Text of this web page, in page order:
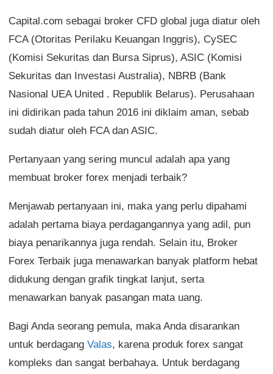
Capital.com sebagai broker CFD global juga diatur oleh
FCA (Otoritas Perilaku Keuangan Inggris), CySEC
(Komisi Sekuritas dan Bursa Siprus), ASIC (Komisi
Sekuritas dan Investasi Australia), NBRB (Bank
Nasional UEA United . Republik Belarus). Perusahaan
ini didirikan pada tahun 2016 ini diklaim aman, sebab
sudah diatur oleh FCA dan ASIC.
Pertanyaan yang sering muncul adalah apa yang
membuat broker forex menjadi terbaik?
Menjawab pertanyaan ini, maka yang perlu dipahami
adalah pertama biaya perdagangannya yang adil, pun
biaya penarikannya juga rendah. Selain itu, Broker
Forex Terbaik juga menawarkan banyak platform hebat
didukung dengan grafik tingkat lanjut, serta
menawarkan banyak pasangan mata uang.
Bagi Anda seorang pemula, maka Anda disarankan
untuk berdagang Valas, karena produk forex sangat
kompleks dan sangat berbahaya. Untuk berdagang